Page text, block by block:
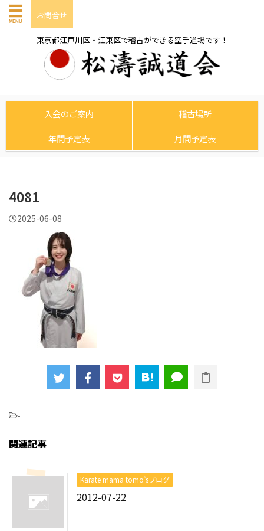
お問合せ
東京都江戸川区・江東区で稽古ができる空手道場です！
入会のご案内
稽古場所
年間予定表
月間予定表
4081
2025-06-08
-
関連記事
Karate mama tomo’sブログ
2012-07-22